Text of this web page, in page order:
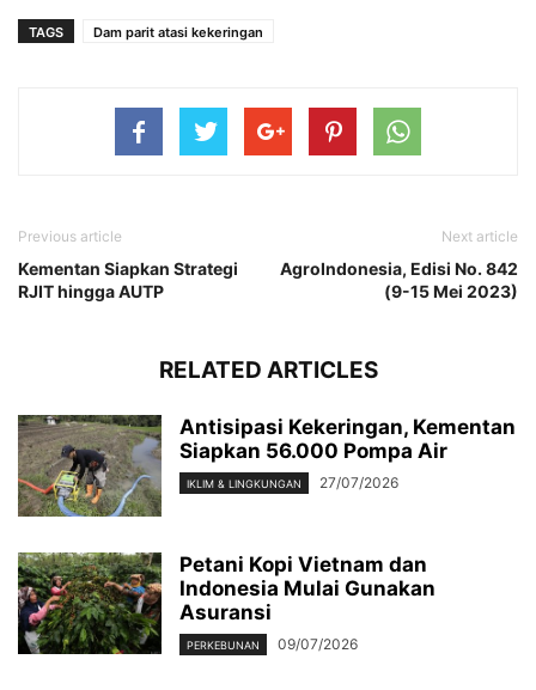
TAGS Dam parit atasi kekeringan
Previous article
Kementan Siapkan Strategi
RJIT hingga AUTP
Next article
AgroIndonesia, Edisi No. 842
(9-15 Mei 2023)
RELATED ARTICLES
Antisipasi Kekeringan, Kementan
Siapkan 56.000 Pompa Air
IKLIM & LINGKUNGAN 27/07/2026
Petani Kopi Vietnam dan
Indonesia Mulai Gunakan
Asuransi
PERKEBUNAN 09/07/2026